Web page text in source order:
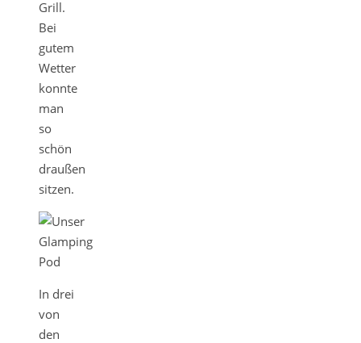
Grill.
Bei
gutem
Wetter
konnte
man
so
schön
draußen
sitzen.
In drei
von
den